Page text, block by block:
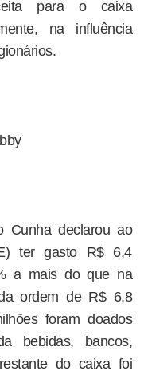
para o caixa
na influência
Cunha declarou ao
ter gasto R$ 6,4
a mais do que na
ordem de R$ 6,8
foram doados
bebidas, bancos,
do caixa foi